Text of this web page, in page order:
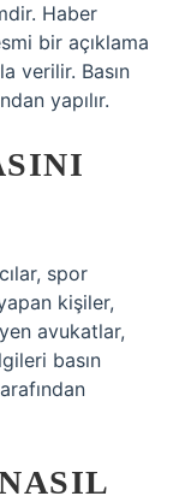
Haber
bir açıklama
verilir. Basın
yapılır.
spor
kişiler,
avukatlar,
basın